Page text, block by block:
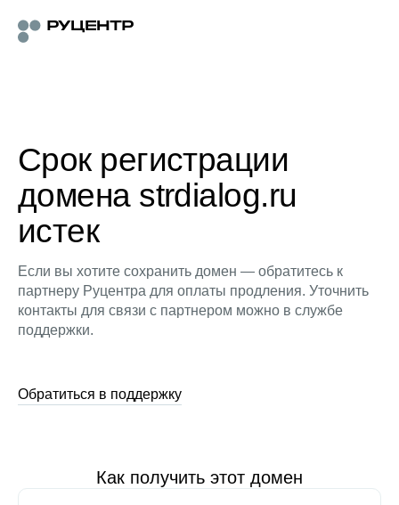
Срок регистрации
домена strdialog.ru
истек
Если вы хотите сохранить домен — обратитесь к
партнеру Руцентра для оплаты продления. Уточнить
контакты для связи с партнером можно в службе
поддержки.
Обратиться в поддержку
Как получить этот домен